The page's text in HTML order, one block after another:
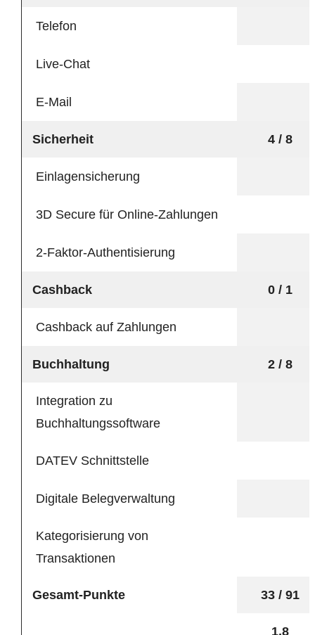
Telefon
Live-Chat
E-Mail
Sicherheit 4 / 8
Einlagensicherung
3D Secure für Online-Zahlungen
2-Faktor-Authentisierung
Cashback 0 / 1
Cashback auf Zahlungen
Buchhaltung 2 / 8
Integration zu
Buchhaltungssoftware
DATEV Schnittstelle
Digitale Belegverwaltung
Kategorisierung von
Transaktionen
Gesamt-Punkte 33 / 91
1,8